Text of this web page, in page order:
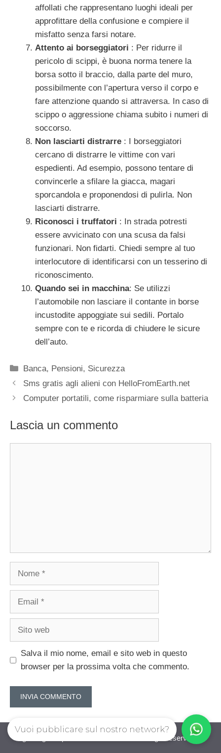
affollati che rappresentano luoghi ideali per
approfittare della confusione e compiere il
misfatto senza farsi notare.
Attento ai borseggiatori : Per ridurre il
pericolo di scippi, è buona norma tenere la
borsa sotto il braccio, dalla parte del muro,
possibilmente con l’apertura verso il corpo e
fare attenzione quando si attraversa. In caso di
scippo o aggressione chiama subito i numeri di
soccorso.
Non lasciarti distrarre : I borseggiatori
cercano di distrarre le vittime con vari
espedienti. Ad esempio, possono tentare di
convincerle a sfilare la giacca, magari
sporcandola e proponendosi di pulirla. Non
lasciarti distrarre.
Riconosci i truffatori : In strada potresti
essere avvicinato con una scusa da falsi
funzionari. Non fidarti. Chiedi sempre al tuo
interlocutore di identificarsi con un tesserino di
riconoscimento.
Quando sei in macchina: Se utilizzi
l’automobile non lasciare il contante in borse
incustodite appoggiate sui sedili. Portalo
sempre con te e ricorda di chiudere le sicure
dell’auto.
Categorie
Banca, Pensioni, Sicurezza
Sms gratis agli alieni con HelloFromEarth.net
Computer portatili, come risparmiare sulla batteria
Lascia un commento
Nome
Email
Sito
Salva il mio nome, email e sito web in questo
browser per la prossima volta che commento.
guadagnorisparmiando.com © 2026. All right reserverd.
Vuoi pubblicare sul nostro network?